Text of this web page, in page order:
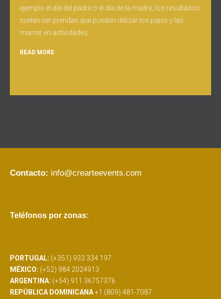
ejemplo el día del padre o el día de la madre, los resultados
suelen ser prendas que puedan utilizar los papis y las
mamis en actividades
READ MORE
Contacto: info@crearteevents.com
Teléfonos por zonas:
PORTUGAL: (+351) 933 334 197
MÉXICO: (+52) 984 2024913
ARGENTINA: (+54) 911 36757376
REPÚBLICA DOMINICANA+1 (809) 481-7087